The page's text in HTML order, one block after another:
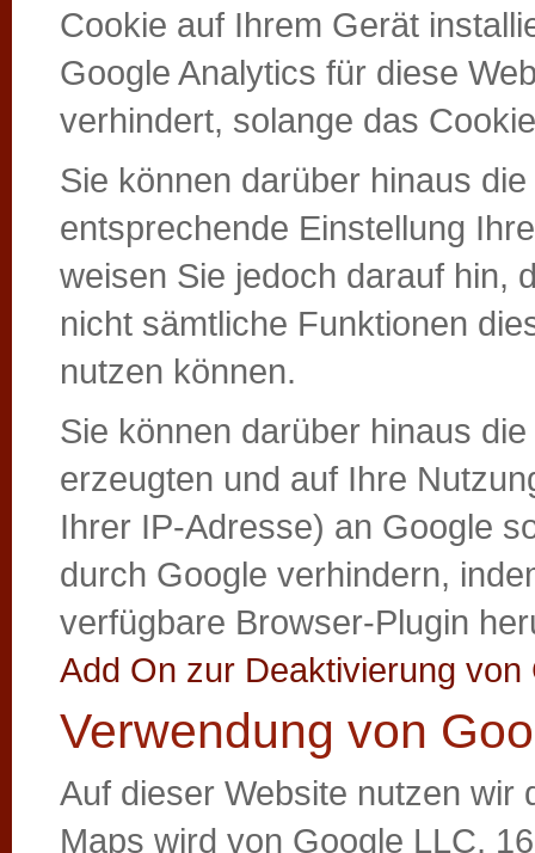
Cookie auf Ihrem Gerät
Google Analytics für diese
verhindert, solange das
Sie können darüber hinaus
entsprechende Einstellung
weisen Sie jedoch darauf hin,
nicht sämtliche Funktionen
nutzen können.
Sie können darüber hinaus
erzeugten und auf Ihre
Ihrer IP-Adresse) an Google
durch Google verhindern,
verfügbare Browser-Plugin
Add On zur Deaktivierung von
Verwendung von
Auf dieser Website nutzen wir
Maps wird von Google LLC,